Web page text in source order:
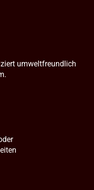
umweltfreundlich